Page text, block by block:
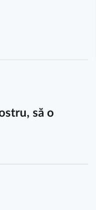
să o